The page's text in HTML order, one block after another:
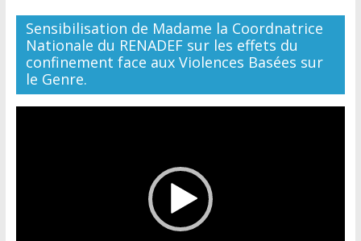
Sensibilisation de Madame la Coordnatrice
Nationale du RENADEF sur les effets du
confinement face aux Violences Basées sur
le Genre.